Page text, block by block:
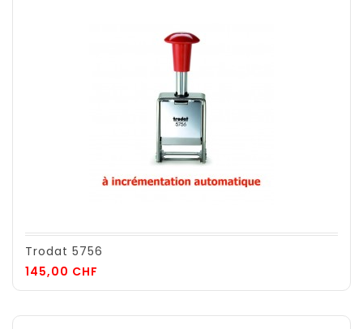
Trodat 5756
145,00 CHF